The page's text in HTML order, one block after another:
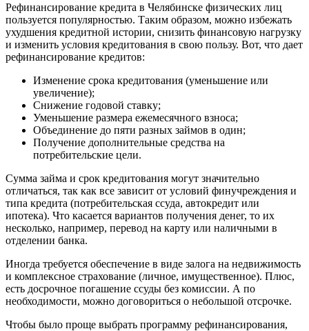
Рефинансирование кредита в Челябинске физических лиц
пользуется популярностью. Таким образом, можно избежать
ухудшения кредитной истории, снизить финансовую нагрузку
и изменить условия кредитования в свою пользу. Вот, что дает
рефинансирование кредитов:
Изменение срока кредитования (уменьшение или
увеличение);
Снижение годовой ставку;
Уменьшение размера ежемесячного взноса;
Объединение до пяти разных займов в один;
Получение дополнительные средства на
потребительские цели.
Сумма займа и срок кредитования могут значительно
отличаться, так как все зависит от условий финучреждения и
типа кредита (потребительская ссуда, автокредит или
ипотека). Что касается вариантов получения денег, то их
несколько, например, перевод на карту или наличными в
отделении банка.
Иногда требуется обеспечение в виде залога на недвижимость
и комплексное страхование (личное, имущественное). Плюс,
есть досрочное погашение ссуды без комиссии. А по
необходимости, можно договориться о небольшой отсрочке.
Чтобы было проще выбрать программу рефинансирования,